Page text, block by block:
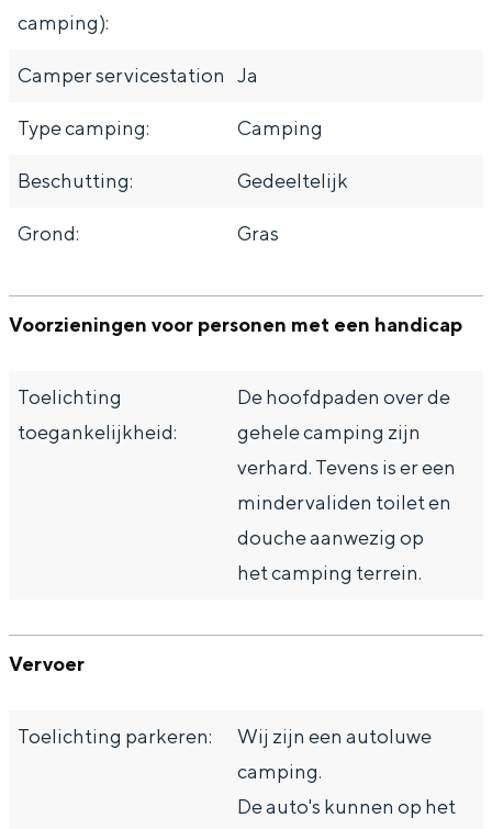
camping):
Camper servicestation Ja
Type camping: Camping
Beschutting: Gedeeltelijk
Grond: Gras
Voorzieningen voor personen met een handicap
Toelichting
toegankelijkheid:
De hoofdpaden over de
gehele camping zijn
verhard. Tevens is er een
mindervaliden toilet en
douche aanwezig op
het camping terrein.
Vervoer
Toelichting parkeren:
Wij zijn een autoluwe
camping.
De auto's kunnen op het